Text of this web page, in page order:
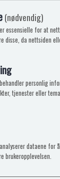
(nødvendig)
essensielle for at
disse, da nettsiden
personlig
tjenester eller
dataene for
brukeropplevelsen.